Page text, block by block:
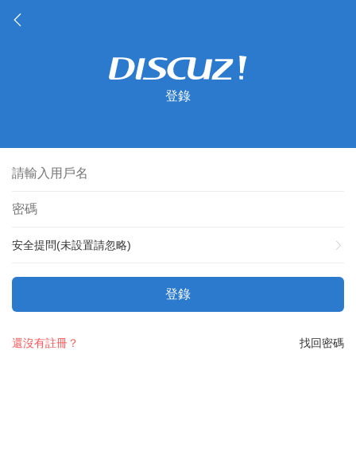
登錄
安全提問(未設置請忽略)
登錄
找回密碼
還沒有註冊？